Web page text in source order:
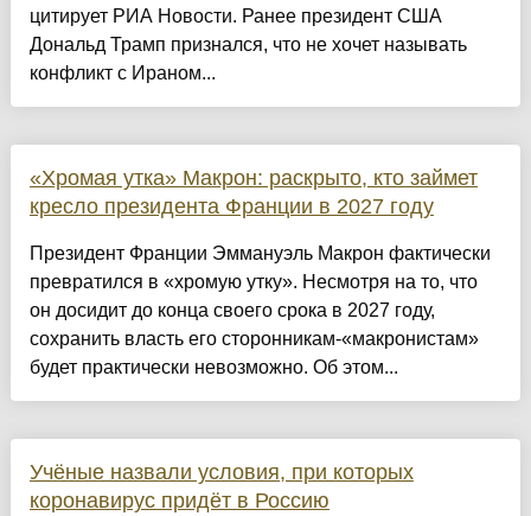
цитирует РИА Новости. Ранее президент США
Дональд Трамп признался, что не хочет называть
конфликт с Ираном...
«Хромая утка» Макрон: раскрыто, кто займет
кресло президента Франции в 2027 году
Президент Франции Эммануэль Макрон фактически
превратился в «хромую утку». Несмотря на то, что
он досидит до конца своего срока в 2027 году,
сохранить власть его сторонникам-«макронистам»
будет практически невозможно. Об этом...
Учёные назвали условия, при которых
коронавирус придёт в Россию